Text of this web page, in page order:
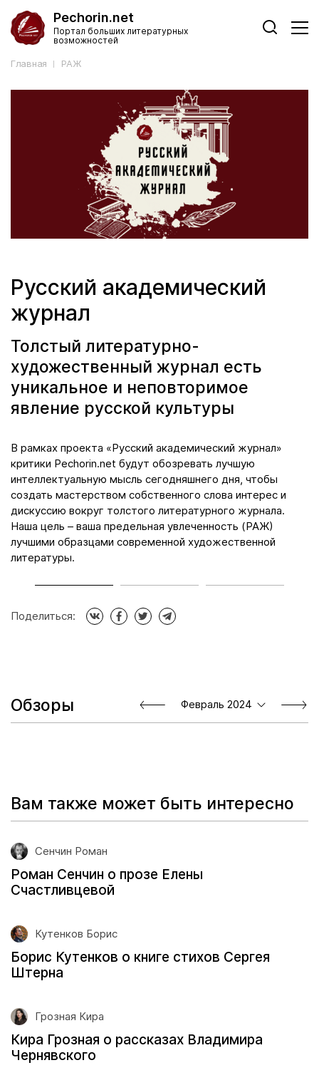
Pechorin.net
Портал больших литературных
возможностей
Главная РАЖ
Русский академический
журнал
Толстый литературно-
художественный журнал есть
уникальное и неповторимое
явление русской культуры
В рамках проекта «Русский академический журнал»
критики Pechorin.net будут обозревать лучшую
интеллектуальную мысль сегодняшнего дня, чтобы
создать мастерством собственного слова интерес и
дискуссию вокруг толстого литературного журнала.
Наша цель – ваша предельная увлеченность (РАЖ)
лучшими образцами современной художественной
литературы.
Поделиться:
Обзоры Февраль 2024
Вам также может быть интересно
Сенчин Роман
Роман Сенчин о прозе Елены
Счастливцевой
Кутенков Борис
Борис Кутенков о книге стихов Сергея
Штерна
Грозная Кира
Кира Грозная о рассказах Владимира
Чернявского